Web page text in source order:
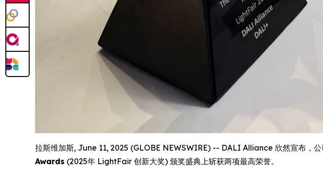
拉斯维加斯, June 11, 2025 (GLOBE NEWSWIRE) -- DALI Alliance 欣然宣布，
Awards (2025年 LightFair 创新大奖) 颁奖盛典上斩获两项最高荣誉。